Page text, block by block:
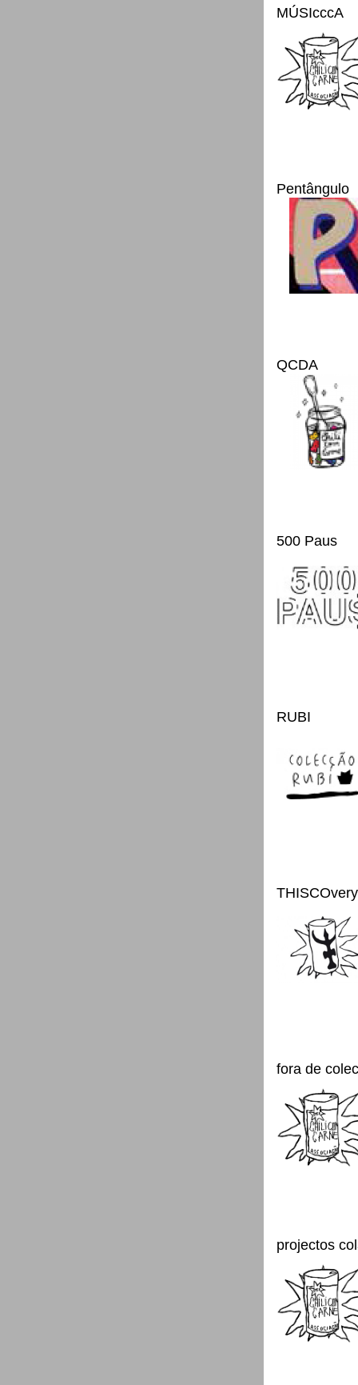
MÚSIcccA
Pentângulo
QCDA
500 Paus
RUBI
fora de
projectos